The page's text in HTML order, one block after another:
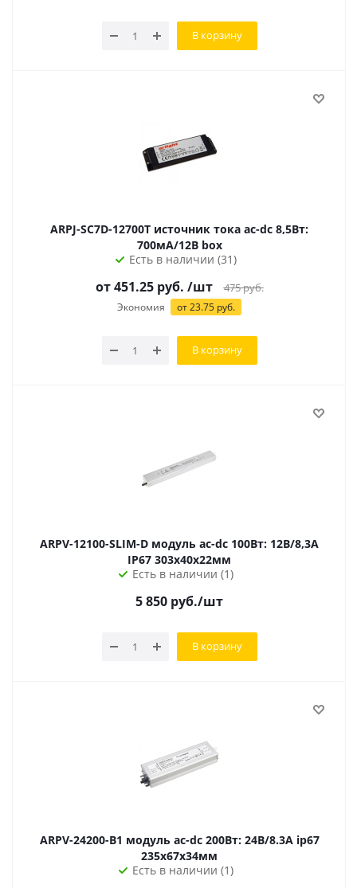
В корзину
ARPJ-SC7D-12700T источник тока ac-dc 8,5Вт:
700мА/12В box
Есть в наличии (31)
от451.25руб. /шт 475руб.
Экономия от23.75 руб.
В корзину
ARPV-12100-SLIM-D модуль ac-dc 100Вт: 12В/8,3А
IP67 303х40х22мм
Есть в наличии (1)
5 850 руб./шт
В корзину
ARPV-24200-B1 модуль ac-dc 200Вт: 24В/8.3A ip67
235х67х34мм
Есть в наличии (1)